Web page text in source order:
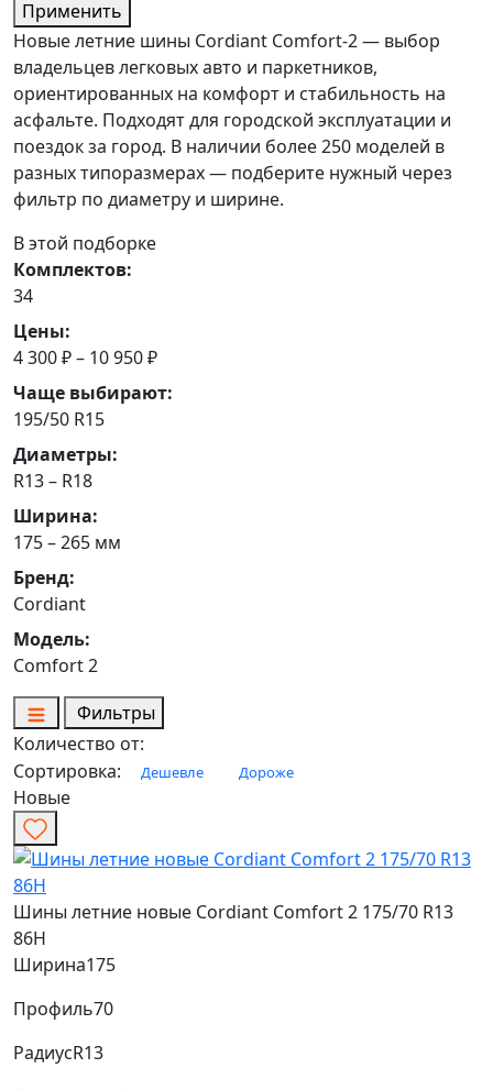
Применить
Новые летние шины Cordiant Comfort-2 — выбор
владельцев легковых авто и паркетников,
ориентированных на комфорт и стабильность на
асфальте. Подходят для городской эксплуатации и
поездок за город. В наличии более 250 моделей в
разных типоразмерах — подберите нужный через
фильтр по диаметру и ширине.
В этой подборке
Комплектов:
34
Цены:
4 300 ₽ – 10 950 ₽
Чаще выбирают:
195/50 R15
Диаметры:
R13 – R18
Ширина:
175 – 265 мм
Бренд:
Cordiant
Модель:
Comfort 2
Фильтры
Количество от:
Сортировка:
Дешевле Дороже
Новые
Шины летние новые Cordiant Comfort 2 175/70 R13
86H
Ширина175
Профиль70
РадиусR13